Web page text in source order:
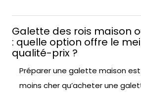
Galette des rois maison
: quelle option offre le
qualité-prix ?
Préparer une galette maison
moins cher qu’acheter une